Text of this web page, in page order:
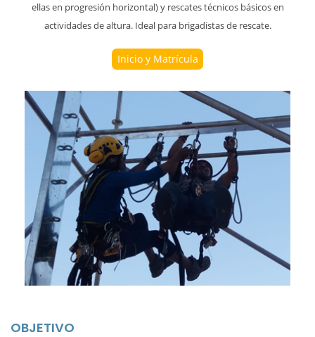
ellas en progresión horizontal) y rescates técnicos básicos en
actividades de altura. Ideal para brigadistas de rescate.
Inicio y Matrícula
OBJETIVO